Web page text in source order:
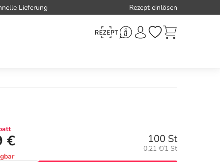
Lieferung Rezept einlösen
€ 100 St
Grundpreis:
0,21 €/1 St